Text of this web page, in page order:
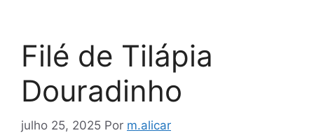
Filé de Tilápia
Douradinho
julho 25, 2025 Por m.alicar